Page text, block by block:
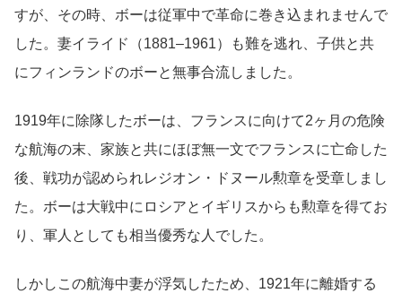
すが、その時、ボーは従軍中で革命に巻き込まれませんで
した。妻イライド（1881–1961）も難を逃れ、子供と共
にフィンランドのボーと無事合流しました。
1919年に除隊したボーは、フランスに向けて2ヶ月の危険
な航海の末、家族と共にほぼ無一文でフランスに亡命した
後、戦功が認められレジオン・ドヌール勲章を受章しまし
た。ボーは大戦中にロシアとイギリスからも勲章を得てお
り、軍人としても相当優秀な人でした。
しかしこの航海中妻が浮気したため、1921年に離婚する